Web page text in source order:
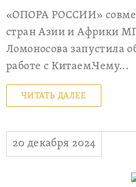
«ОПОРА РОССИИ»
стран Азии и Африки
Ломоносова запустила
работе с Китаем.Чему...
ЧИТАТЬ ДАЛЕЕ
20 декабря 2024